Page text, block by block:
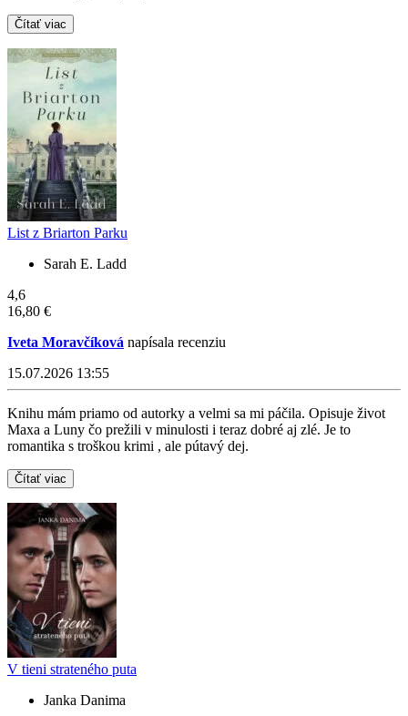
Čítať viac
List z Briarton Parku
Sarah E. Ladd
4,6
16,80 €
Iveta Moravčíková napísala recenziu
15.07.2026 13:55
Knihu mám priamo od autorky a velmi sa mi páčila. Opisuje život
Maxa a Luny čo prežili v minulosti i teraz dobré aj zlé. Je to
romantika s troškou krimi , ale pútavý dej.
Čítať viac
V tieni strateného puta
Janka Danima